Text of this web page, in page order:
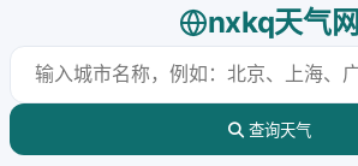
nxkq天气网
查询天气